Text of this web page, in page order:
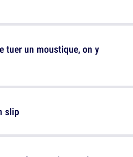
slip
tuer un moustique, on y